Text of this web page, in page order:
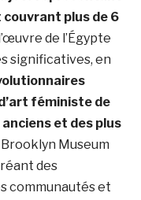
plus de 6
de l’Égypte
significatives, en
féministe de
anciens et des plus
Brooklyn Museum
des
communautés et